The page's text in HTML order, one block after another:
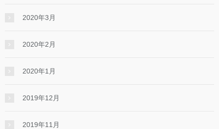
2020年3月
2020年2月
2020年1月
2019年12月
2019年11月